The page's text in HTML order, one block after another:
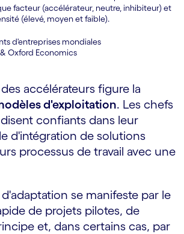
facteur (accélérateur, neutre, inhibiteur) et
(élevé, moyen et faible).
d'entreprises mondiales
Oxford Economics
accélérateurs figure la
d'exploitation. Les chefs
confiants dans leur
d'intégration de solutions
processus de travail avec une
se manifeste par le
de projets pilotes, de
et, dans certains cas, par